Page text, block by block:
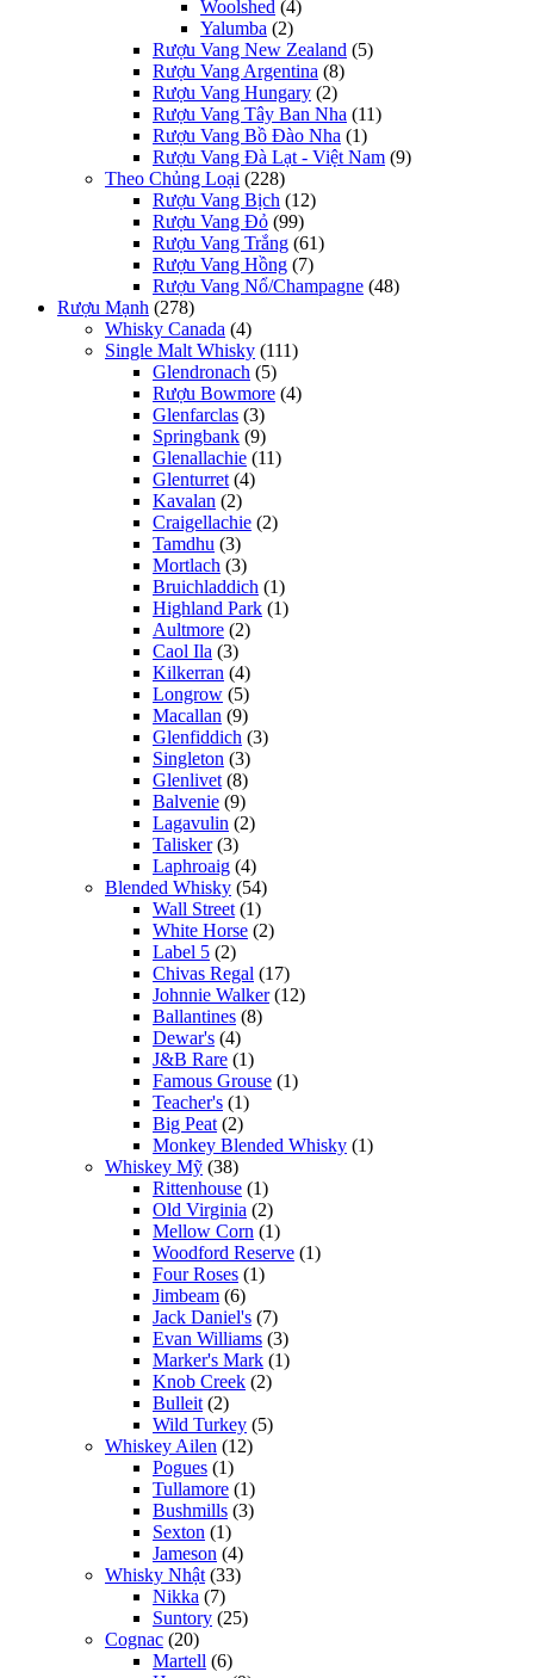
Woolshed (4)
Yalumba (2)
Rượu Vang New Zealand (5)
Rượu Vang Argentina (8)
Rượu Vang Hungary (2)
Rượu Vang Tây Ban Nha (11)
Rượu Vang Bồ Đào Nha (1)
Rượu Vang Đà Lạt - Việt Nam (9)
Theo Chủng Loại (228)
Rượu Vang Bịch (12)
Rượu Vang Đỏ (99)
Rượu Vang Trắng (61)
Rượu Vang Hồng (7)
Rượu Vang Nổ/Champagne (48)
Rượu Mạnh (278)
Whisky Canada (4)
Single Malt Whisky (111)
Glendronach (5)
Rượu Bowmore (4)
Glenfarclas (3)
Springbank (9)
Glenallachie (11)
Glenturret (4)
Kavalan (2)
Craigellachie (2)
Tamdhu (3)
Mortlach (3)
Bruichladdich (1)
Highland Park (1)
Aultmore (2)
Caol Ila (3)
Kilkerran (4)
Longrow (5)
Macallan (9)
Glenfiddich (3)
Singleton (3)
Glenlivet (8)
Balvenie (9)
Lagavulin (2)
Talisker (3)
Laphroaig (4)
Blended Whisky (54)
Wall Street (1)
White Horse (2)
Label 5 (2)
Chivas Regal (17)
Johnnie Walker (12)
Ballantines (8)
Dewar's (4)
J&B Rare (1)
Famous Grouse (1)
Teacher's (1)
Big Peat (2)
Monkey Blended Whisky (1)
Whiskey Mỹ (38)
Rittenhouse (1)
Old Virginia (2)
Mellow Corn (1)
Woodford Reserve (1)
Four Roses (1)
Jimbeam (6)
Jack Daniel's (7)
Evan Williams (3)
Marker's Mark (1)
Knob Creek (2)
Bulleit (2)
Wild Turkey (5)
Whiskey Ailen (12)
Pogues (1)
Tullamore (1)
Bushmills (3)
Sexton (1)
Jameson (4)
Whisky Nhật (33)
Nikka (7)
Suntory (25)
Cognac (20)
Martell (6)